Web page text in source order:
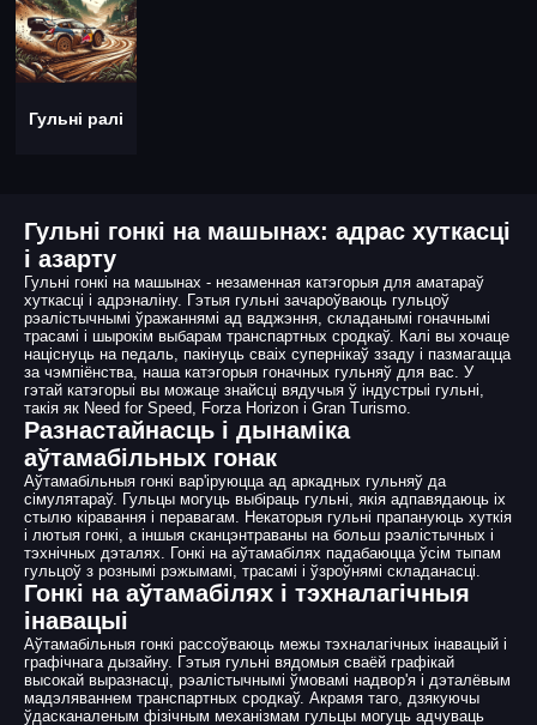
Гульні ралі
Гульні гонкі на машынах: адрас хуткасці
і азарту
Гульні гонкі на машынах - незаменная катэгорыя для аматараў
хуткасці і адрэналіну. Гэтыя гульні зачароўваюць гульцоў
рэалістычнымі ўражаннямі ад ваджэння, складанымі гоначнымі
трасамі і шырокім выбарам транспартных сродкаў. Калі вы хочаце
націснуць на педаль, пакінуць сваіх супернікаў ззаду і пазмагацца
за чэмпіёнства, наша катэгорыя гоначных гульняў для вас. У
гэтай катэгорыі вы можаце знайсці вядучыя ў індустрыі гульні,
такія як Need for Speed, Forza Horizon і Gran Turismo.
Разнастайнасць і дынаміка
аўтамабільных гонак
Аўтамабільныя гонкі вар'іруюцца ад аркадных гульняў да
сімулятараў. Гульцы могуць выбіраць гульні, якія адпавядаюць іх
стылю кіравання і перавагам. Некаторыя гульні прапануюць хуткія
і лютыя гонкі, а іншыя сканцэнтраваны на больш рэалістычных і
тэхнічных дэталях. Гонкі на аўтамабілях падабаюцца ўсім тыпам
гульцоў з рознымі рэжымамі, трасамі і ўзроўнямі складанасці.
Гонкі на аўтамабілях і тэхналагічныя
інавацыі
Аўтамабільныя гонкі рассоўваюць межы тэхналагічных інавацый і
графічнага дызайну. Гэтыя гульні вядомыя сваёй графікай
высокай выразнасці, рэалістычнымі ўмовамі надвор'я і дэталёвым
мадэляваннем транспартных сродкаў. Акрамя таго, дзякуючы
ўдасканаленым фізічным механізмам гульцы могуць адчуваць